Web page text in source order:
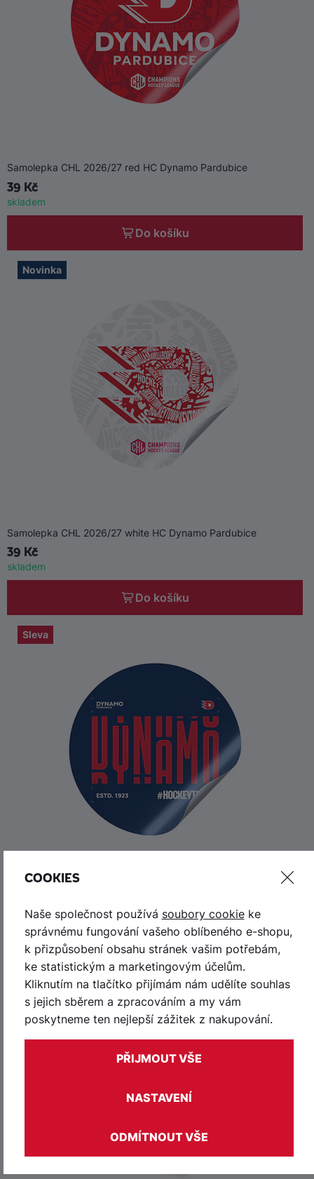
Do košíku
Samolepka CHL 2026/27 red HC Dynamo Pardubice
39 Kč
skladem
Novinka
Do košíku
Samolepka CHL 2026/27 white HC Dynamo Pardubice
39 Kč
skladem
Sleva
Do košíku
19 Kč
39 Kč
skladem
COOKIES
Naše společnost používá soubory cookieke
správnému fungování vašeho oblíbeného e-shopu,
k přizpůsobení obsahu stránek vašim potřebám,
ke statistickým a marketingovým účelům.
Kliknutím na tlačítko přijímám nám udělíte souhlas
s jejich sběrem a zpracováním a my vám
poskytneme ten nejlepší zážitek z nakupování.
ODMÍTNOUT VŠE
NASTAVENÍ
PŘIJMOUT VŠE